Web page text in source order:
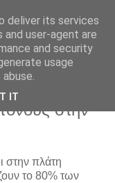
στην
στην πλάτη
το 80% των
deliver its services
and user-agent are
and security
usage
IT